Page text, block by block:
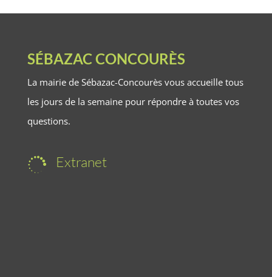
SÉBAZAC CONCOURÈS
La mairie de Sébazac-Concourès vous accueille tous
les jours de la semaine pour répondre à toutes vos
questions.
 Extranet